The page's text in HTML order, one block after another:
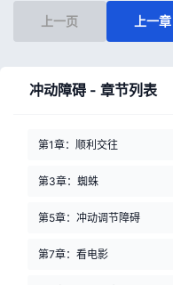
上一页 上一章
冲动障碍 - 章节列表
第1章：顺利交往
第3章：蜘蛛
第5章：冲动调节障碍
第7章：看电影